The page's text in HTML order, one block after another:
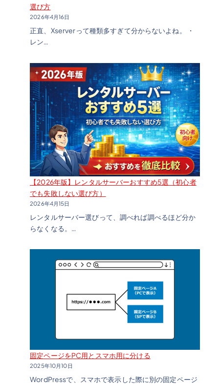
選び方
2026年4月16日
正直、Xserverって種類多すぎて分からないよね。 ・
レン…
【2026年版】レンタルサーバーおすすめ5選（初心者
でも失敗しない選び方）
2026年4月15日
レンタルサーバー選びって、調べれば調べるほど分か
らなくなる。…
固定ページをPC用とスマホ用に分ける
2025年10月10日
WordPressで、スマホで表示した際に別の固定ページ